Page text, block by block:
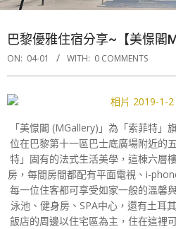
巴黎優雅住宿分享~【美憬閣
ON: 04-01 WITH: 0 COMMENTS
「美憬閣 (MGallery)」為「索菲特」
位在巴黎第十一區巴士底廣場附近的
特」固有的法式生活美學，這棟六層
房，每間房間都配有平面電視、i-
每一位住客都可享受如家一般的溫馨
泳池、健身房、SPA中心，還有土耳
飯店的周邊以住宅區為主，住在這裡